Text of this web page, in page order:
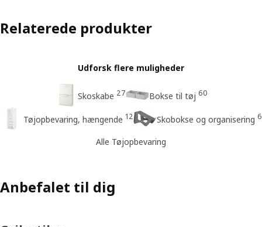
Relaterede produkter
Udforsk flere muligheder
Skoskabe 27 Bokse til tøj 60
Tøjopbevaring, hængende 12 Skobokse og organisering 6
Alle Tøjopbevaring
Anbefalet til dig